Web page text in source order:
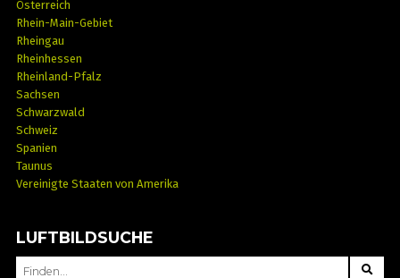
Österreich
Rhein-Main-Gebiet
Rheingau
Rheinhessen
Rheinland-Pfalz
Sachsen
Schwarzwald
Schweiz
Spanien
Taunus
Vereinigte Staaten von Amerika
LUFTBILDSUCHE
SEARCH